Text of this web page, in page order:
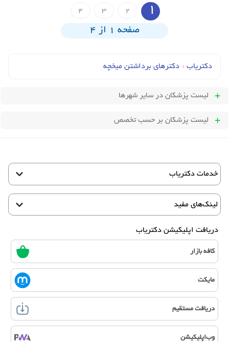
1
2
3
4
صفحه 1 از 4
دکتریاب › دکترهای برداشتن میخچه
لیست پزشکان در سایر شهرها
لیست پزشکان بر حسب تخصص
خدمات دکتریاب
لینک‌های مفید
دریافت اپلیکیشن دکتریاب
کافه بازار
مایکت
دریافت مستقیم
وب‌اپلیکیشن